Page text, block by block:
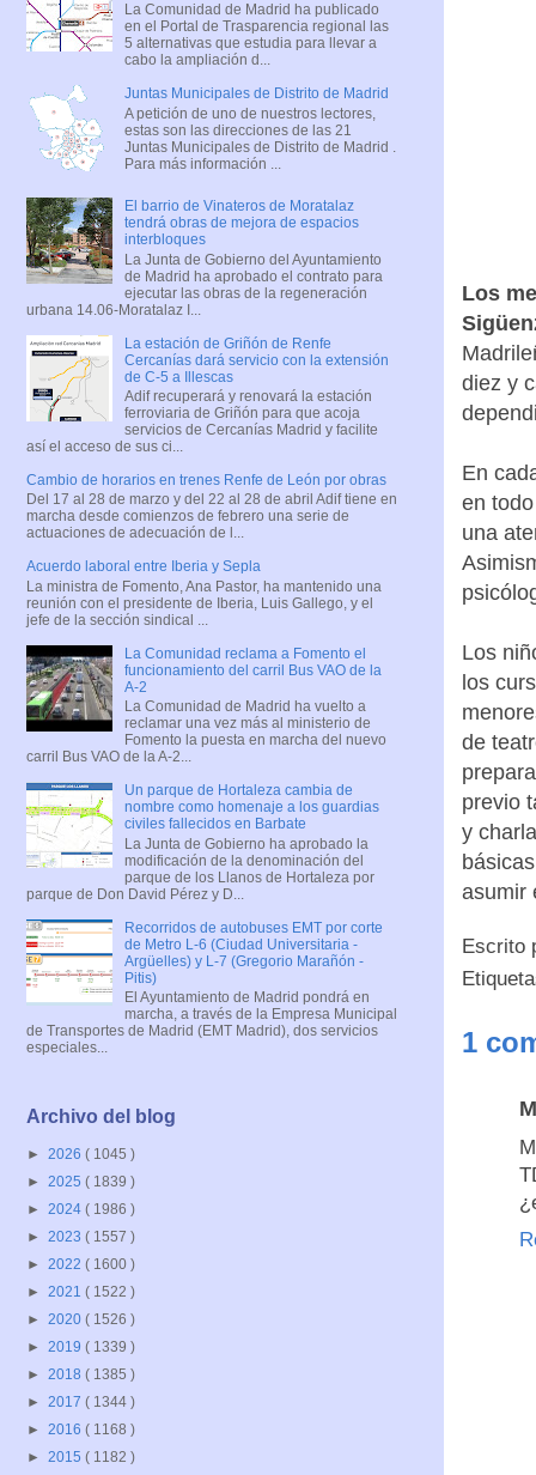
Los
diez y
En
en
una
Los
los
de
previo
y
asumir
Escrito
1
La Comunidad de Madrid ha publicado
en el Portal de Trasparencia regional las
5 alternativas que estudia para llevar a
cabo la ampliación d...
Juntas Municipales de Distrito de Madrid
A petición de uno de nuestros lectores,
estas son las direcciones de las 21
Juntas Municipales de Distrito de Madrid .
Para más información ...
El barrio de Vinateros de Moratalaz
tendrá obras de mejora de espacios
interbloques
La Junta de Gobierno del Ayuntamiento
de Madrid ha aprobado el contrato para
ejecutar las obras de la regeneración
urbana 14.06-Moratalaz I...
La estación de Griñón de Renfe
Cercanías dará servicio con la extensión
de C-5 a Illescas
Adif recuperará y renovará la estación
ferroviaria de Griñón para que acoja
servicios de Cercanías Madrid y facilite
así el acceso de sus ci...
Cambio de horarios en trenes Renfe de León por obras
Del 17 al 28 de marzo y del 22 al 28 de abril Adif tiene en
marcha desde comienzos de febrero una serie de
actuaciones de adecuación de l...
Acuerdo laboral entre Iberia y Sepla
La ministra de Fomento, Ana Pastor, ha mantenido una
reunión con el presidente de Iberia, Luis Gallego, y el
jefe de la sección sindical ...
La Comunidad reclama a Fomento el
funcionamiento del carril Bus VAO de la
A-2
La Comunidad de Madrid ha vuelto a
reclamar una vez más al ministerio de
Fomento la puesta en marcha del nuevo
carril Bus VAO de la A-2...
Un parque de Hortaleza cambia de
nombre como homenaje a los guardias
civiles fallecidos en Barbate
La Junta de Gobierno ha aprobado la
modificación de la denominación del
parque de los Llanos de Hortaleza por
parque de Don David Pérez y D...
Recorridos de autobuses EMT por corte
de Metro L-6 (Ciudad Universitaria -
Argüelles) y L-7 (Gregorio Marañón -
Pitis)
El Ayuntamiento de Madrid pondrá en
marcha, a través de la Empresa Municipal
de Transportes de Madrid (EMT Madrid), dos servicios
especiales...
Archivo del blog
► 2026 ( 1045 )
► 2025 ( 1839 )
► 2024 ( 1986 )
► 2023 ( 1557 )
► 2022 ( 1600 )
► 2021 ( 1522 )
► 2020 ( 1526 )
► 2019 ( 1339 )
► 2018 ( 1385 )
► 2017 ( 1344 )
► 2016 ( 1168 )
► 2015 ( 1182 )